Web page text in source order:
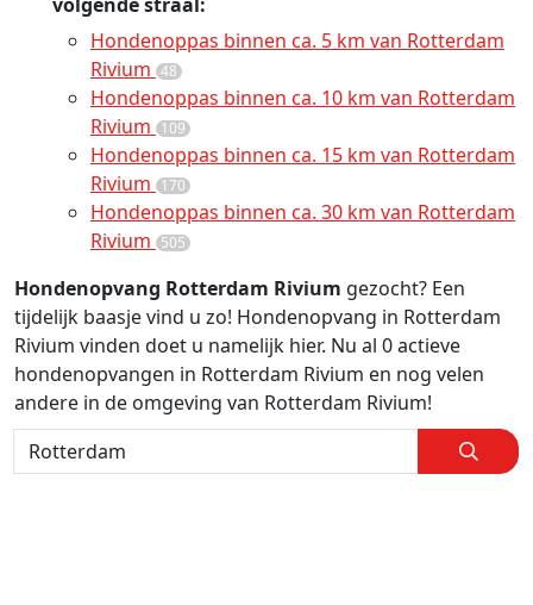
Hondenoppas binnen ca. 5 km van Rotterdam
Rivium 48
Hondenoppas binnen ca. 10 km van Rotterdam
Rivium 109
Hondenoppas binnen ca. 15 km van Rotterdam
Rivium 170
Hondenoppas binnen ca. 30 km van Rotterdam
Rivium 505
Hondenopvang Rotterdam Rivium gezocht? Een
tijdelijk baasje vind u zo! Hondenopvang in Rotterdam
Rivium vinden doet u namelijk hier. Nu al 0 actieve
hondenopvangen in Rotterdam Rivium en nog velen
andere in de omgeving van Rotterdam Rivium!